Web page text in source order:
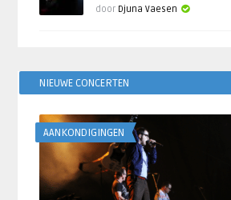
door Djuna Vaesen
NIEUWE CONCERTEN
AANKONDIGINGEN